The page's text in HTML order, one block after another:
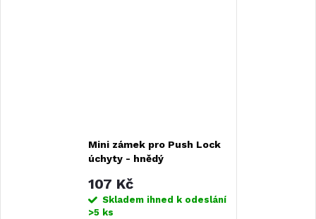
Mini zámek pro Push Lock
úchyty - hnědý
107 Kč
Skladem ihned k odeslání
>5 ks